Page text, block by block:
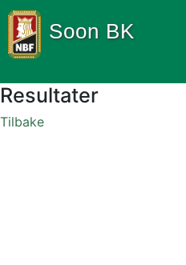
Soon BK
Resultater
Tilbake